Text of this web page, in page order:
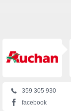
359 305 930
facebook